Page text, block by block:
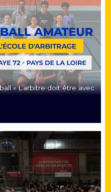
« L’arbitre doit être avec